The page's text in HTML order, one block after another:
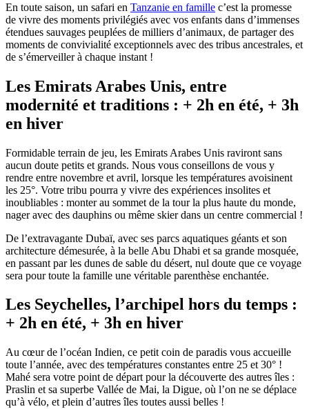
En toute saison, un safari en Tanzanie en famille c’est la promesse
de vivre des moments privilégiés avec vos enfants dans d’immenses
étendues sauvages peuplées de milliers d’animaux, de partager des
moments de convivialité exceptionnels avec des tribus ancestrales, et
de s’émerveiller à chaque instant !
Les Emirats Arabes Unis, entre
modernité et traditions : + 2h en été, + 3h
en hiver
Formidable terrain de jeu, les Emirats Arabes Unis raviront sans
aucun doute petits et grands. Nous vous conseillons de vous y
rendre entre novembre et avril, lorsque les températures avoisinent
les 25°. Votre tribu pourra y vivre des expériences insolites et
inoubliables : monter au sommet de la tour la plus haute du monde,
nager avec des dauphins ou même skier dans un centre commercial !
De l’extravagante Dubaï, avec ses parcs aquatiques géants et son
architecture démesurée, à la belle Abu Dhabi et sa grande mosquée,
en passant par les dunes de sable du désert, nul doute que ce voyage
sera pour toute la famille une véritable parenthèse enchantée.
Les Seychelles, l’archipel hors du temps :
+ 2h en été, + 3h en hiver
Au cœur de l’océan Indien, ce petit coin de paradis vous accueille
toute l’année, avec des températures constantes entre 25 et 30° !
Mahé sera votre point de départ pour la découverte des autres îles :
Praslin et sa superbe Vallée de Mai, la Digue, où l’on ne se déplace
qu’à vélo, et plein d’autres îles toutes aussi belles !